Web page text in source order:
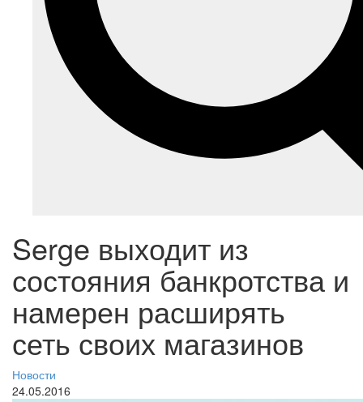
Serge выходит из
состояния банкротства и
намерен расширять
сеть своих магазинов
Новости
24.05.2016